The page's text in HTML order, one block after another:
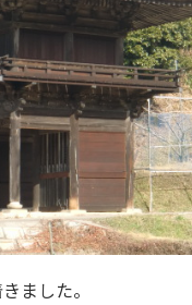
ました。